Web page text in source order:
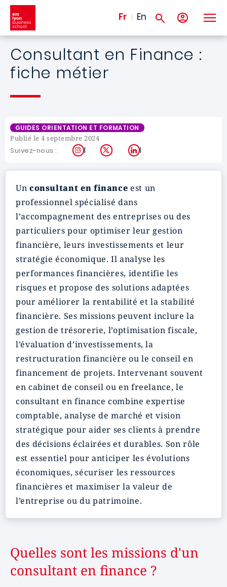
Aller au contenu principal
Fr En
Consultant en Finance :
fiche métier
GUIDES ORIENTATION ET FORMATION
Publié le 4 septembre 2024
Suivez-nous : Instagram
X LinkedIn
Un consultant en finance est un
professionnel spécialisé dans
l’accompagnement des entreprises ou des
particuliers pour optimiser leur gestion
financière, leurs investissements et leur
stratégie économique. Il analyse les
performances financières, identifie les
risques et propose des solutions adaptées
pour améliorer la rentabilité et la stabilité
financière. Ses missions peuvent inclure la
gestion de trésorerie, l’optimisation fiscale,
l’évaluation d’investissements, la
restructuration financière ou le conseil en
financement de projets. Intervenant souvent
en cabinet de conseil ou en freelance, le
consultant en finance combine expertise
comptable, analyse de marché et vision
stratégique pour aider ses clients à prendre
des décisions éclairées et durables. Son rôle
est essentiel pour anticiper les évolutions
économiques, sécuriser les ressources
financières et maximiser la valeur de
l’entreprise ou du patrimoine.
Quelles sont les missions d'un
consultant en finance ?